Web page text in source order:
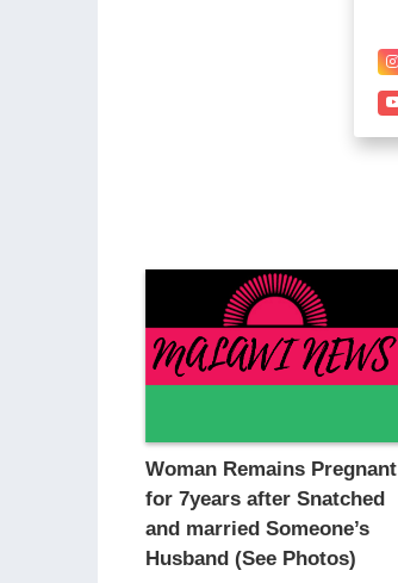
Woman Remains Pregnant
for 7years after Snatched
and married Someone’s
Husband (See Photos)